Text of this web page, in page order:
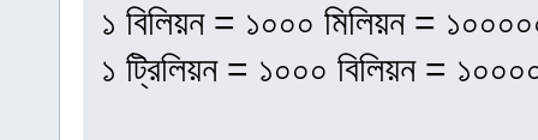
১ বিলিয়ন = ১০০০ মিলিয়ন =
১ ট্রিলিয়ন = ১০০০ বিলিয়ন =